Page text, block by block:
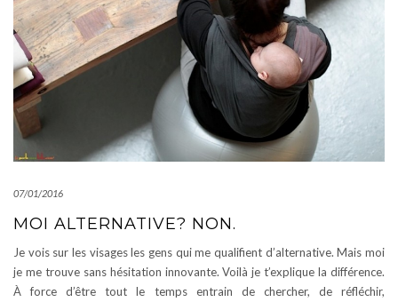
07/01/2016
MOI ALTERNATIVE? NON.
Je vois sur les visages les gens qui me qualifient d’alternative. Mais moi
je me trouve sans hésitation innovante. Voilà je t’explique la différence.
À force d’être tout le temps entrain de chercher, de réfléchir,